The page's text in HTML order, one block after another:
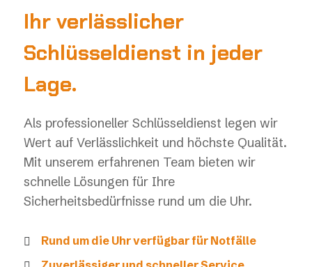
Ihr verlässlicher
Schlüsseldienst in jeder
Lage.
Als professioneller Schlüsseldienst legen wir
Wert auf Verlässlichkeit und höchste Qualität.
Mit unserem erfahrenen Team bieten wir
schnelle Lösungen für Ihre
Sicherheitsbedürfnisse rund um die Uhr.
Rund um die Uhr verfügbar für Notfälle